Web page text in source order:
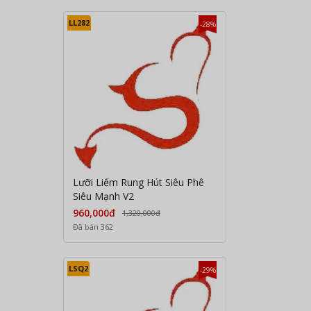
-28%
LL282
Lưỡi Liếm Rung Hút Siêu Phê
Siêu Mạnh V2
960,000đ
1,320,000đ
Đã bán 362
-29%
LSQ2